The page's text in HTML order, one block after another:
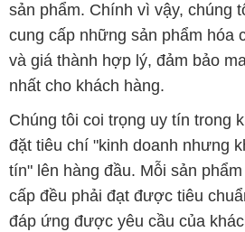
sản phẩm. Chính vì vậy, chúng
cung cấp những sản phẩm hóa
và giá thành hợp lý, đảm bảo
nhất cho khách hàng.
Chúng tôi coi trọng uy tín trong
đặt tiêu chí "kinh doanh nhưng
tín" lên hàng đầu. Mỗi sản
cấp đều phải đạt được tiêu
đáp ứng được yêu cầu của